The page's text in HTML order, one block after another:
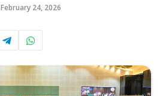
February 24, 2026